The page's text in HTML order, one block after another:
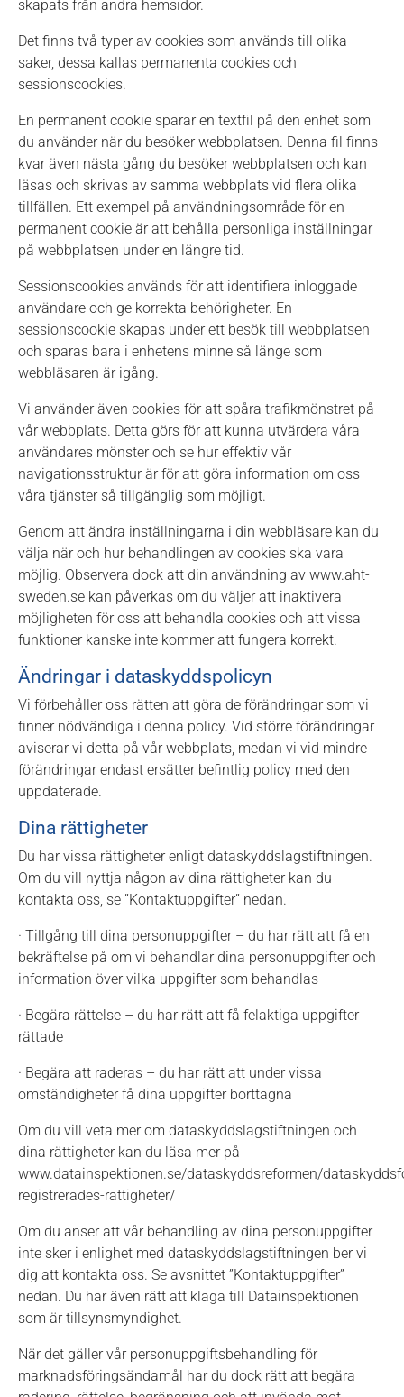
skapats från andra hemsidor.
Det finns två typer av cookies som används till olika
saker, dessa kallas permanenta cookies och
sessionscookies.
En permanent cookie sparar en textfil på den enhet som
du använder när du besöker webbplatsen. Denna fil finns
kvar även nästa gång du besöker webbplatsen och kan
läsas och skrivas av samma webbplats vid flera olika
tillfällen. Ett exempel på användningsområde för en
permanent cookie är att behålla personliga inställningar
på webbplatsen under en längre tid.
Sessionscookies används för att identifiera inloggade
användare och ge korrekta behörigheter. En
sessionscookie skapas under ett besök till webbplatsen
och sparas bara i enhetens minne så länge som
webbläsaren är igång.
Vi använder även cookies för att spåra trafikmönstret på
vår webbplats. Detta görs för att kunna utvärdera våra
användares mönster och se hur effektiv vår
navigationsstruktur är för att göra information om oss
våra tjänster så tillgänglig som möjligt.
Genom att ändra inställningarna i din webbläsare kan du
välja när och hur behandlingen av cookies ska vara
möjlig. Observera dock att din användning av www.aht-
sweden.se kan påverkas om du väljer att inaktivera
möjligheten för oss att behandla cookies och att vissa
funktioner kanske inte kommer att fungera korrekt.
Ändringar i dataskyddspolicyn
Vi förbehåller oss rätten att göra de förändringar som vi
finner nödvändiga i denna policy. Vid större förändringar
aviserar vi detta på vår webbplats, medan vi vid mindre
förändringar endast ersätter befintlig policy med den
uppdaterade.
Dina rättigheter
Du har vissa rättigheter enligt dataskyddslagstiftningen.
Om du vill nyttja någon av dina rättigheter kan du
kontakta oss, se ”Kontaktuppgifter” nedan.
· Tillgång till dina personuppgifter – du har rätt att få en
bekräftelse på om vi behandlar dina personuppgifter och
information över vilka uppgifter som behandlas
· Begära rättelse – du har rätt att få felaktiga uppgifter
rättade
· Begära att raderas – du har rätt att under vissa
omständigheter få dina uppgifter borttagna
Om du vill veta mer om dataskyddslagstiftningen och
dina rättigheter kan du läsa mer på
www.datainspektionen.se/dataskyddsreformen/
registrerades-rattigheter/
Om du anser att vår behandling av dina personuppgifter
inte sker i enlighet med dataskyddslagstiftningen ber vi
dig att kontakta oss. Se avsnittet ”Kontaktuppgifter”
nedan. Du har även rätt att klaga till Datainspektionen
som är tillsynsmyndighet.
När det gäller vår personuppgiftsbehandling för
marknadsföringsändamål har du dock rätt att begära